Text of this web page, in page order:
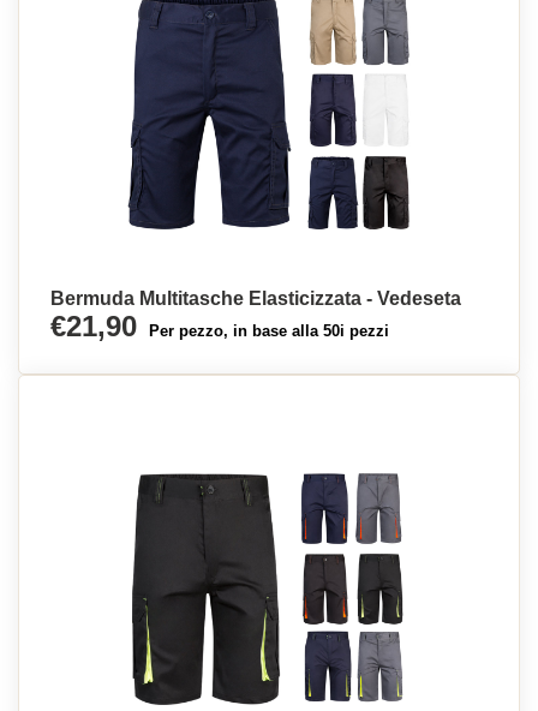
Bermuda Multitasche Elasticizzata - Vedeseta
€21,90 Per pezzo, in base alla 50i pezzi